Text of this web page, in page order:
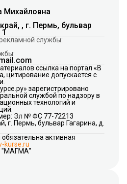
Михайловна
, г. Пермь, бульвар
1
службы:
ссылка на портал «В
цитирование допускается с
зарегистрировано
службой по надзору в
технологий и
Эл № ФС 77-72213
г. Пермь, бульвар Гагарина, д.
активная
kurse.ru
"МАГМА"